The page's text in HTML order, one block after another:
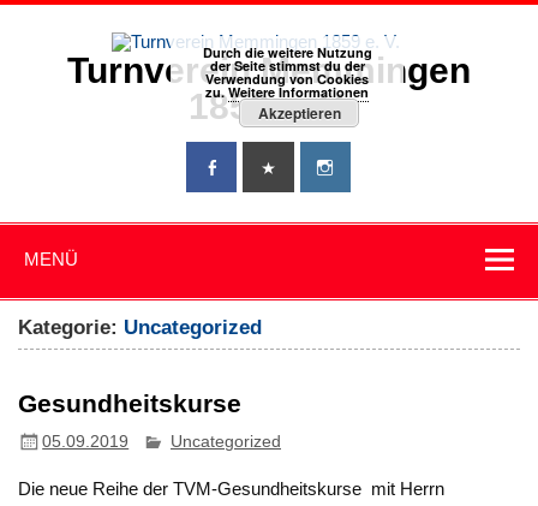
Zum
Turnverein Memmingen
1859 e. V.
MENÜ
Kategorie: Uncategorized
Gesundheitskurse
05.09.2019 Uncategorized
Die neue Reihe der TVM-Gesundheitskurse mit Herrn
Durch die weitere Nutzung
der Seite stimmst du der
Verwendung von Cookies
zu.Weitere Informationen
Akzeptieren